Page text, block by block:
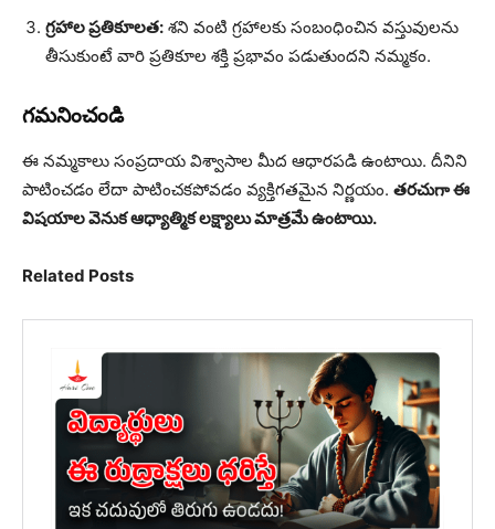
గ్రహాల ప్రతికూలత: శని వంటి గ్రహాలకు సంబంధించిన వస్తువులను
తీసుకుంటే వారి ప్రతికూల శక్తి ప్రభావం పడుతుందని నమ్మకం.
గమనించండి
ఈ నమ్మకాలు సంప్రదాయ విశ్వాసాల మీద ఆధారపడి ఉంటాయి. దీనిని
పాటించడం లేదా పాటించకపోవడం వ్యక్తిగతమైన నిర్ణయం. తరచుగా ఈ
విషయాల వెనుక ఆధ్యాత్మిక లక్ష్యాలు మాత్రమే ఉంటాయి.
Related Posts